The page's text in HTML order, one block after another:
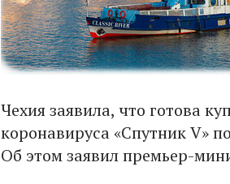
Чехия заявила, что готова
коронавируса «Спутник V»
Об этом заявил премьер-